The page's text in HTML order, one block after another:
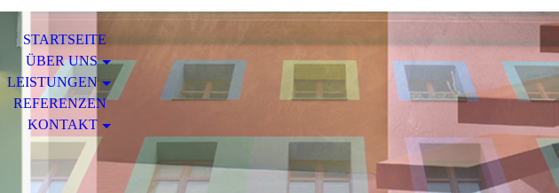
STARTSEITE
ÜBER UNS
LEISTUNGEN
REFERENZEN
KONTAKT